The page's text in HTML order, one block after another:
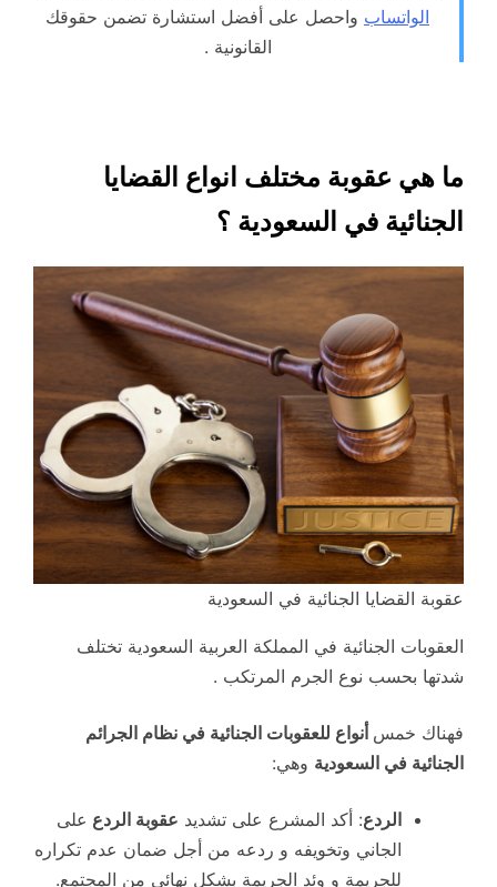
الواتساب واحصل على أفضل استشارة تضمن حقوقك
القانونية .
ما هي عقوبة مختلف انواع القضايا
الجنائية في السعودية ؟
عقوبة القضايا الجنائية في السعودية
العقوبات الجنائية في المملكة العربية السعودية تختلف
شدتها بحسب نوع الجرم المرتكب .
فهناك خمس أنواع للعقوبات الجنائية في نظام الجرائم
الجنائية في السعودية وهي:
الردع: أكد المشرع على تشديد عقوبة الردع على
الجاني وتخويفه و ردعه من أجل ضمان عدم تكراره
للجريمة و وئد الجريمة بشكل نهائي من المجتمع.